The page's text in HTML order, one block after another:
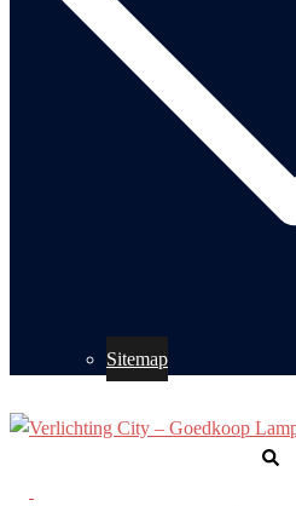
Sitemap